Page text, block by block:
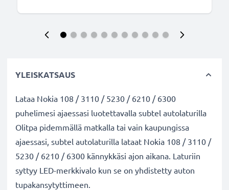
YLEISKATSAUS
Lataa Nokia 108 / 3110 / 5230 / 6210 / 6300
puhelimesi ajaessasi luotettavalla subtel autolaturilla
Olitpa pidemmällä matkalla tai vain kaupungissa
ajaessasi, subtel autolaturilla lataat Nokia 108 / 3110 /
5230 / 6210 / 6300 kännykkäsi ajon aikana. Laturiin
syttyy LED-merkkivalo kun se on yhdistetty auton
tupakansytyttimeen.